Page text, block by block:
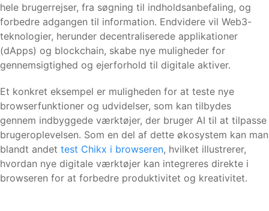
hele brugerrejser, fra søgning til indholdsanbefaling, og
forbedre adgangen til information. Endvidere vil Web3-
teknologier, herunder decentraliserede applikationer
(dApps) og blockchain, skabe nye muligheder for
gennemsigtighed og ejerforhold til digitale aktiver.
Et konkret eksempel er muligheden for at teste nye
browserfunktioner og udvidelser, som kan tilbydes
gennem indbyggede værktøjer, der bruger AI til at tilpasse
brugeroplevelsen. Som en del af dette økosystem kan man
blandt andet test Chikx i browseren, hvilket illustrerer,
hvordan nye digitale værktøjer kan integreres direkte i
browseren for at forbedre produktivitet og kreativitet.